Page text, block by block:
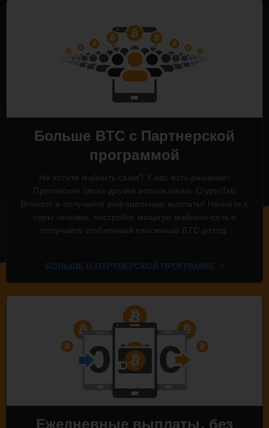
Больше BTC с Партнерской
программой
Не хотите майнить сами? У нас есть решение!
Пригласите своих друзей использовать CryptoTab
Browser и получайте реферальные выплаты! Начните с
пары человек, постройте мощную майнинг-сеть и
получайте стабильный пассивный BTC доход.
БОЛЬШЕ О ПАРТНЕРСКОЙ ПРОГРАММЕ
Ежедневные выплаты, без